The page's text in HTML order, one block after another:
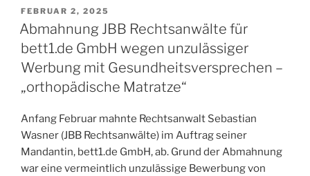
VERÖFFENTLICHT
AM
FEBRUAR 2, 2025
Abmahnung JBB Rechtsanwälte für
bett1.de GmbH wegen unzulässiger
Werbung mit Gesundheitsversprechen –
„orthopädische Matratze“
Anfang Februar mahnte Rechtsanwalt Sebastian
Wasner (JBB Rechtsanwälte) im Auftrag seiner
Mandantin, bett1.de GmbH, ab. Grund der Abmahnung
war eine vermeintlich unzulässige Bewerbung von